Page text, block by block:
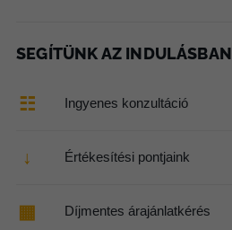
SEGÍTÜNK AZ INDULÁSBAN
☷ Ingyenes konzultáció
↓ Értékesítési pontjaink
▦ Díjmentes árajánlatkérés